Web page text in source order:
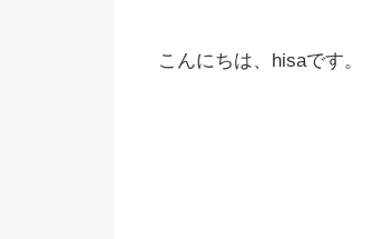
こんにちは、hisaです。